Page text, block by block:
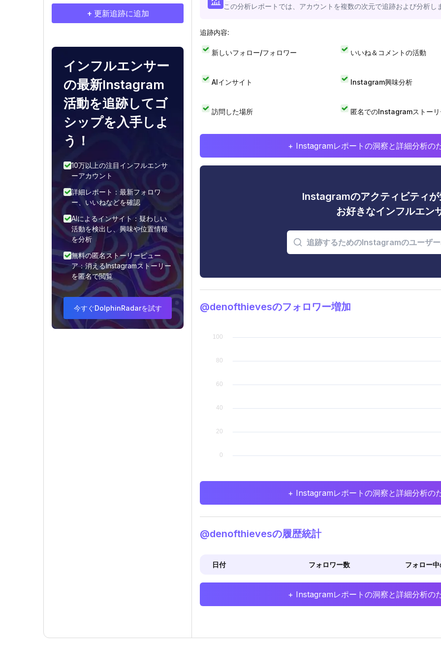
+ 更新追跡に追加
インフルエンサー
の最新Instagram
活動を追跡してゴ
シップを入手しよ
う！
10万以上の注目インフルエンサ
ーアカウント
詳細レポート：最新フォロワ
ー、いいねなどを確認
AIによるインサイト：疑わしい
活動を検出し、興味や位置情報
を分析
無料の匿名ストーリービュー
ア：消えるInstagramストーリー
を匿名で閲覧
今すぐDolphinRadarを試す
この分析レポートでは、アカウントを複数の次元で追跡および分析し
追跡内容:
新しいフォロー/フォロワー いいね＆コメントの活動
AIインサイト Instagram興味分析
訪問した場所 匿名でのInstagramストーリ
+ Instagramレポートの洞察と詳細分析の
Instagramのアクティビティ
お好きなインフルエン
@denofthievesのフォロワー増加
+ Instagramレポートの洞察と詳細分析の
@denofthievesの履歴統計
日付 フォロワー数 フォロー
+ Instagramレポートの洞察と詳細分析の